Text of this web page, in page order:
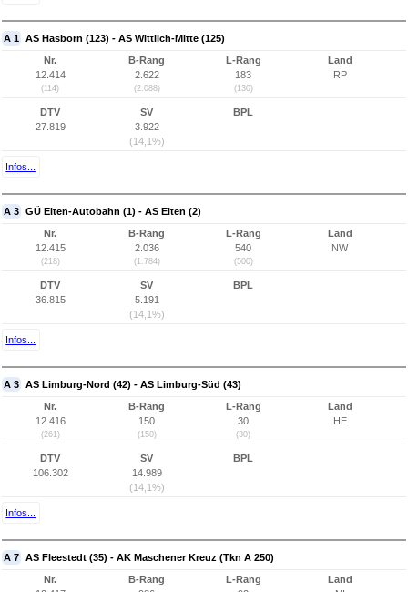
A 1 AS Hasborn (123) - AS Wittlich-Mitte (125)
Nr.
12.414
(114)
B-Rang
2.622
(2.088)
L-Rang
183
(130)
Land
RP
DTV
27.819
SV
3.922
(14,1%)
BPL
Infos...
A 3 GÜ Elten-Autobahn (1) - AS Elten (2)
Nr.
12.415
(218)
B-Rang
2.036
(1.784)
L-Rang
540
(500)
Land
NW
DTV
36.815
SV
5.191
(14,1%)
BPL
Infos...
A 3 AS Limburg-Nord (42) - AS Limburg-Süd (43)
Nr.
12.416
(261)
B-Rang
150
(150)
L-Rang
30
(30)
Land
HE
DTV
106.302
SV
14.989
(14,1%)
BPL
Infos...
A 7 AS Fleestedt (35) - AK Maschener Kreuz (Tkn A 250)
Nr.
B-Rang
L-Rang
Land